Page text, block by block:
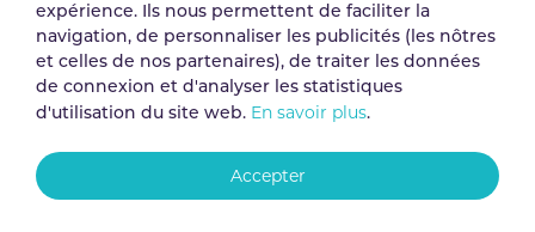
des données
l'Information
Mentions légales Gestion des cookies
Chaîne de signalement
expérience. Ils nous permettent de faciliter la
navigation, de personnaliser les publicités (les nôtres
et celles de nos partenaires), de traiter les données
de connexion et d'analyser les statistiques
d'utilisation du site web. En savoir plus.
Accepter